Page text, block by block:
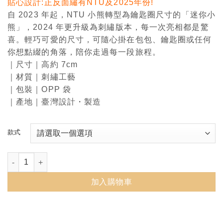
貼心設計:正反面繡有NTU及2025年份!
自 2023 年起，NTU 小熊轉型為鑰匙圈尺寸的「迷你小
熊」，2024 年更升級為刺繡版本，每一次亮相都是驚
喜。輕巧可愛的尺寸，可隨心掛在包包、鑰匙圈或任何
你想點綴的角落，陪你走過每一段旅程。
｜尺寸｜高約 7cm
｜材質｜刺繡工藝
｜包裝｜OPP 袋
｜產地｜臺灣設計・製造
款式
2025 NTU小熊 鑰匙圈 數量
加入購物車